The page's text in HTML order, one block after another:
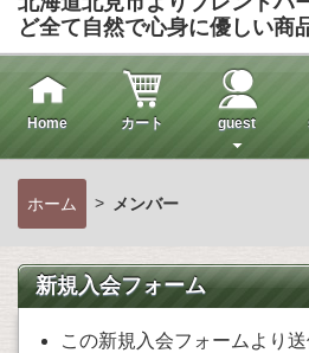
ど全て自然で心身に優しい商
Home カート guest
ホーム > メンバー
新規入会フォーム
この新規入会フォームより